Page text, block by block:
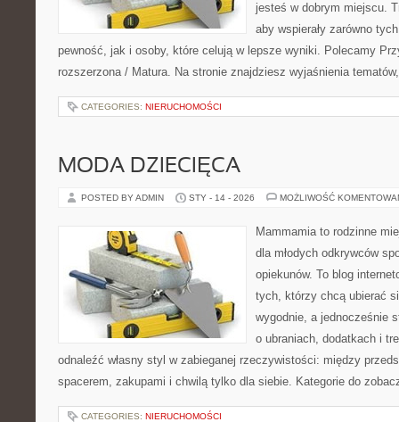
jesteś w dobrym miejscu.
aby wspierały zarówno
pewność, jak i osoby, które celują w lepsze wyniki. Polecamy
rozszerzona / Matura. Na stronie znajdziesz wyjaśnienia
CATEGORIES: NIERUCHOMOŚCI
MODA DZIECIĘCA
POSTED BY ADMIN STY - 14 - 2026 MOŻLIWOŚĆ
Mammamia to rodzinne
dla młodych odkrywców
opiekunów. To blog
tych, którzy chcą ubierać
wygodnie, a jednocześnie
o ubraniach, dodatkach i
odnaleźć własny styl w zabieganej rzeczywistości: między
spacerem, zakupami i chwilą tylko dla siebie. Kategorie do
CATEGORIES: NIERUCHOMOŚCI